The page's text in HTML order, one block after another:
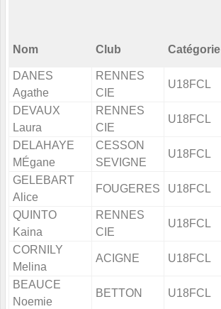
Nom Club Catégorie
DANES
Agathe
RENNES
CIE
U18FCL
DEVAUX
Laura
RENNES
CIE
U18FCL
DELAHAYE
MÉgane
CESSON
SEVIGNE
U18FCL
GELEBART
Alice
FOUGERES U18FCL
QUINTO
Kaina
RENNES
CIE
U18FCL
CORNILY
Melina
ACIGNE U18FCL
BEAUCE
Noemie
BETTON U18FCL